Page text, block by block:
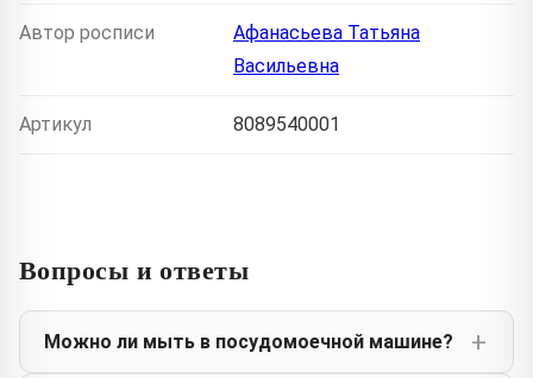
Автор росписи
Афанасьева Татьяна
Васильевна
Артикул 8089540001
Вопросы и ответы
Можно ли мыть в посудомоечной машине?